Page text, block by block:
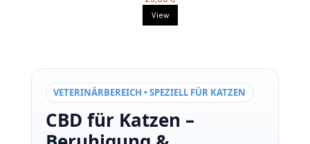
View
VETERINÄRBEREICH • SPEZIELL FÜR KATZEN
CBD für Katzen –